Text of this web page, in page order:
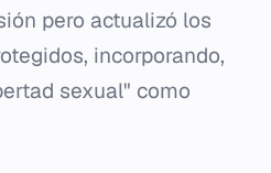
pero actualizó los
incorporando,
sexual" como